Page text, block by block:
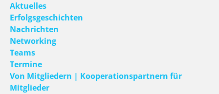
Aktuelles
Erfolgsgeschichten
Nachrichten
Networking
Teams
Termine
Von Mitgliedern | Kooperationspartnern für
Mitglieder